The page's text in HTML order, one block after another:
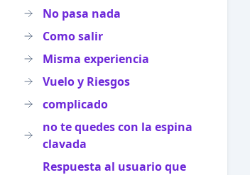
No pasa nada
Como salir
Misma experiencia
Vuelo y Riesgos
complicado
no te quedes con la espina
clavada
Respuesta al usuario que